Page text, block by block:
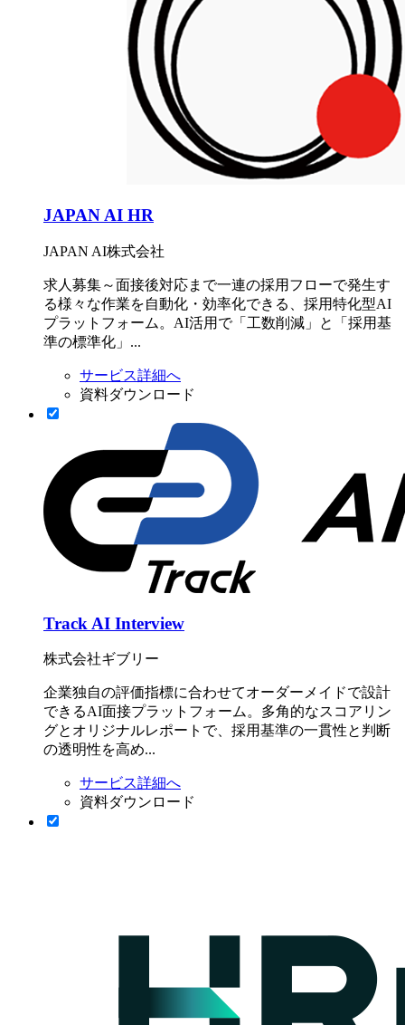
JAPAN AI HR
JAPAN AI株式会社
求人募集～面接後対応まで一連の採用フローで発生す
る様々な作業を自動化・効率化できる、採用特化型AI
プラットフォーム。AI活用で「工数削減」と「採用基
準の標準化」...
サービス詳細へ
資料ダウンロード
Track AI Interview
株式会社ギブリー
企業独自の評価指標に合わせてオーダーメイドで設計
できるAI面接プラットフォーム。多角的なスコアリン
グとオリジナルレポートで、採用基準の一貫性と判断
の透明性を高め...
サービス詳細へ
資料ダウンロード